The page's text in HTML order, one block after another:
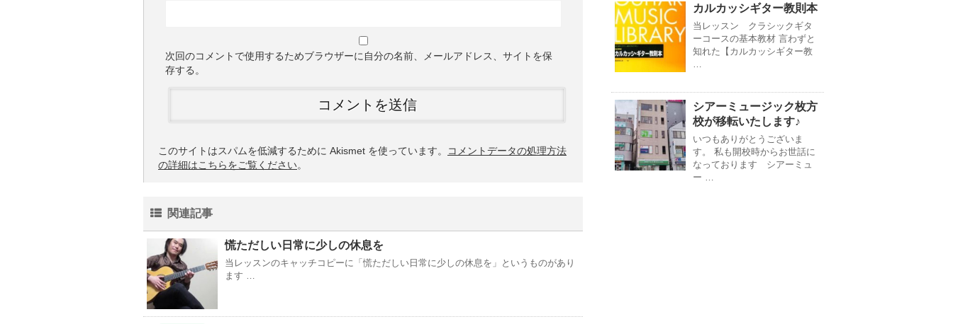
次回のコメントで使用するためブラウザーに自分の名前、メールアドレス、サイトを保
存する。
このサイトはスパムを低減するために Akismet を使っています。
コメントデータの処理方法
の詳細はこちらをご覧ください。
関連記事
慌ただしい日常に少しの休息を
当レッスンのキャッチコピーに「慌ただしい日常に少しの休息を」というものがあり
ます …
カルカッシギター教則本
当レッスン クラシックギタ
ーコースの基本教材 言わずと
知れた【カルカッシギター教
…
シアーミュージック枚方
校が移転いたします♪
いつもありがとうございま
す。 私も開校時からお世話に
なっております シアーミュ
ー …